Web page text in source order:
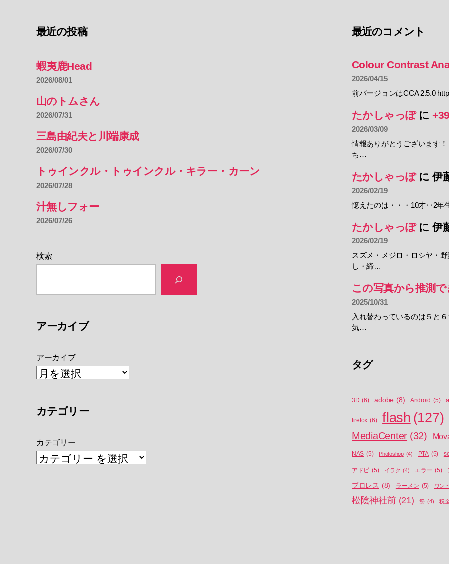
最近の投稿
蝦夷鹿Head
2026/08/01
山のトムさん
2026/07/31
三島由紀夫と川端康成
2026/07/30
トゥインクル・トゥインクル・キラー・カーン
2026/07/28
汁無しフォー
2026/07/26
検索
アーカイブ
アーカイブ
カテゴリー
カテゴリー
最近のコメント
Colour Contrast
2026/04/15
前バージョンはCCA 2.5.0
たかしゃっぽに
2026/03/09
情報ありがとうございます
ち…
たかしゃっぽに伊
2026/02/19
憶えたのは・・・10才‥2年
たかしゃっぽに伊
2026/02/19
スズメ・メジロ・ロシヤ・
し・締…
この写真から推測
2025/10/31
入れ替わっているのは５と
気…
タグ
3D (6) adobe (8) Android (5)
firefox (6) flash (127)
MediaCenter (32)
NAS (5) Photoshop (4) PTA (5)
アドビ (5) イラク (4) エラー (5)
プロレス (8) ラーメン (5) ワン
松陰神社前 (21) 祭 (4) 税